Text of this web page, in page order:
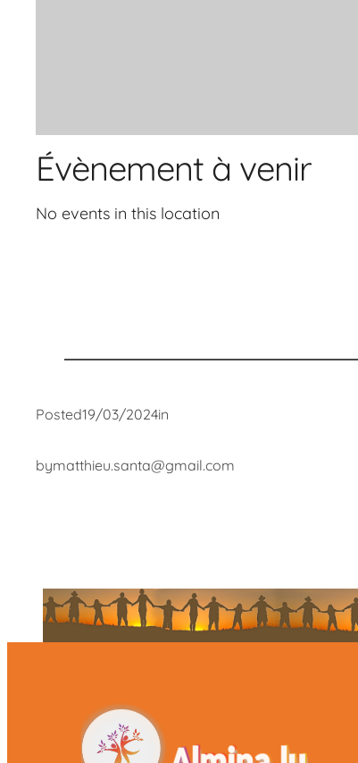
Évènement à venir
No events in this location
Posted19/03/2024in
bymatthieu.santa@gmail.com